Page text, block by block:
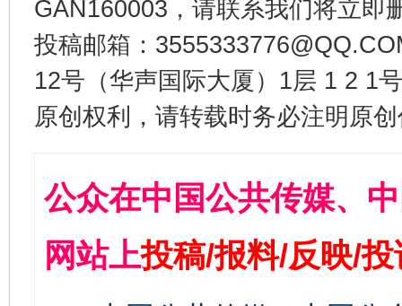
GAN160003，请联系我们将立即
投稿邮箱：
12号（华声国际大厦）1层 1 2 1
原创权利，请转载时务必注明原
公众在中国公共传媒、
网站上投稿/报料/反映/